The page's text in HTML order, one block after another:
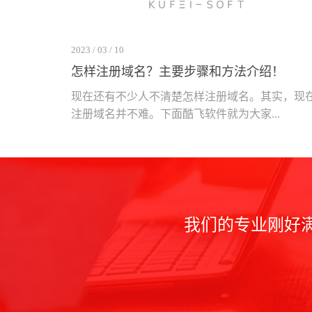
2023 / 03 / 10
怎样注册域名？主要步骤和方法介绍！
现在还有不少人不清楚怎样注册域名。其实，现
注册域名并不难。下面酷飞软件就为大家...
我们的专业刚好